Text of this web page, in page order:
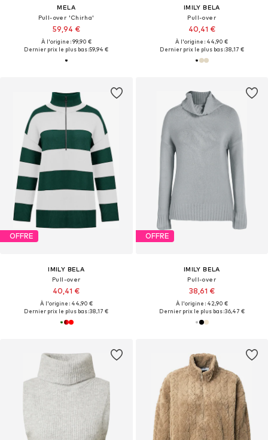
MELA
Pull-over 'Chirha'
59,94 €
À l'origine : 99,90 €
Dernier prix le plus bas :59,94 €
IMILY BELA
Pull-over
40,41 €
À l'origine : 44,90 €
Dernier prix le plus bas :38,17 €
OFFRE
IMILY BELA
Pull-over
40,41 €
À l'origine : 44,90 €
Dernier prix le plus bas :38,17 €
OFFRE
IMILY BELA
Pull-over
38,61 €
À l'origine : 42,90 €
Dernier prix le plus bas :36,47 €